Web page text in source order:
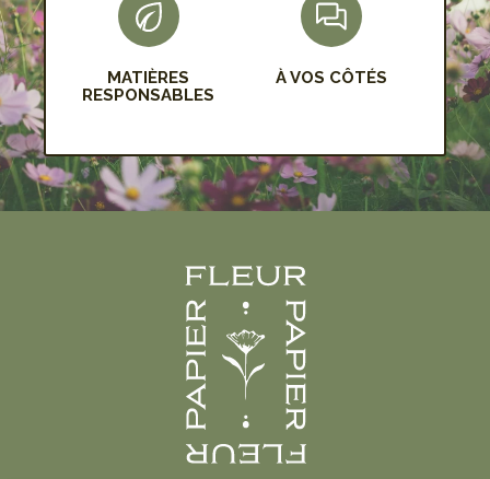
MATIÈRES
RESPONSABLES
À VOS CÔTÉS